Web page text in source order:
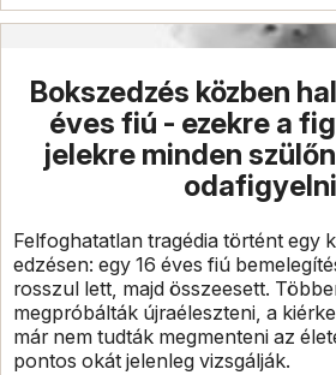
Bokszedzés közben
éves fiú - ezekre a
jelekre minden
Felfoghatatlan tragédia történt egy
edzésen: egy 16 éves fiú
rosszul lett, majd összeesett.
megpróbálták újraéleszteni, a
már nem tudták megmenteni az
pontos okát jelenleg vizsgálják.